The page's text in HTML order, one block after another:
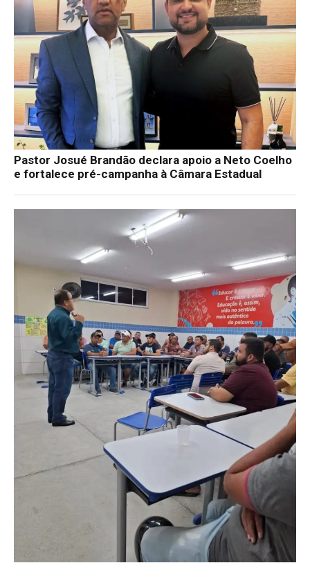
Pastor Josué Brandão declara apoio a Neto Coelho
e fortalece pré-campanha à Câmara Estadual